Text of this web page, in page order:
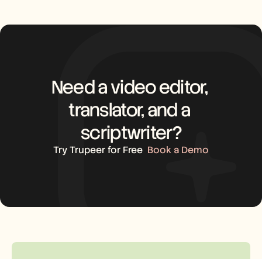
Need a video editor,
translator, and a
scriptwriter?
Try Trupeer for Free Book a Demo